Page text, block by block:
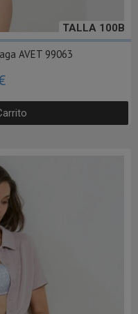
TALLA 100B
AVET 99063